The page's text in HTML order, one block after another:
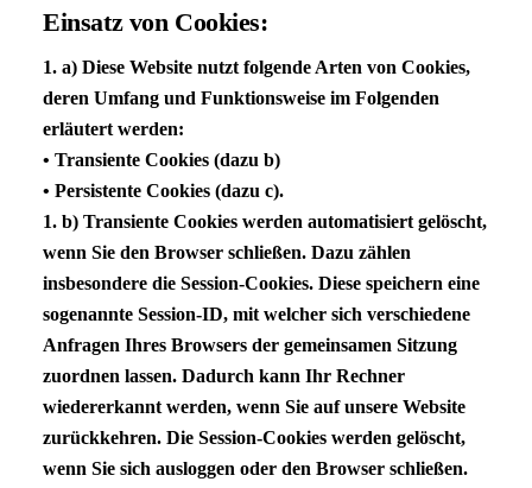
Einsatz von Cookies:
1. a) Diese Website nutzt folgende Arten von Cookies,
deren Umfang und Funktionsweise im Folgenden
erläutert werden:
• Transiente Cookies (dazu b)
• Persistente Cookies (dazu c).
1. b) Transiente Cookies werden automatisiert gelöscht,
wenn Sie den Browser schließen. Dazu zählen
insbesondere die Session-Cookies. Diese speichern eine
sogenannte Session-ID, mit welcher sich verschiedene
Anfragen Ihres Browsers der gemeinsamen Sitzung
zuordnen lassen. Dadurch kann Ihr Rechner
wiedererkannt werden, wenn Sie auf unsere Website
zurückkehren. Die Session-Cookies werden gelöscht,
wenn Sie sich ausloggen oder den Browser schließen.